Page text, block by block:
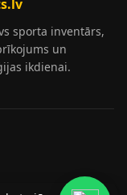
sporta inventārs,
un
ikdienai.